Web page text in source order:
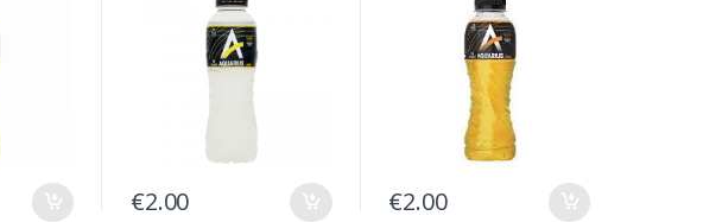
€2.00 €2.00